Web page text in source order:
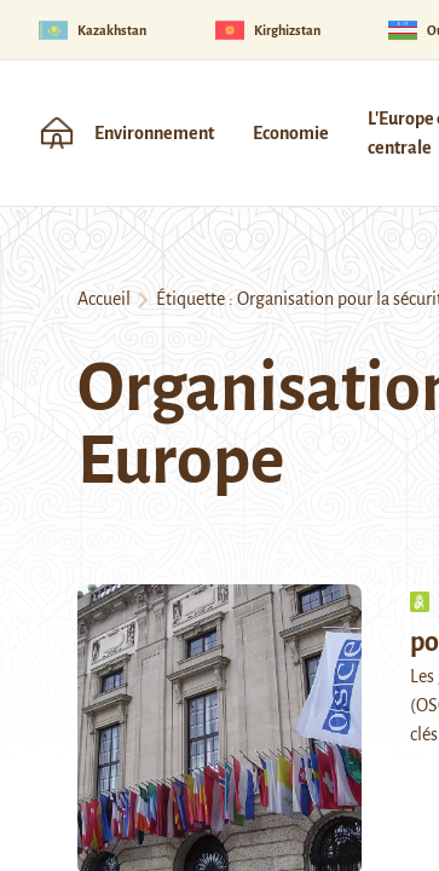
Kazakhstan Kirghizstan
Environnement Economie
L'Europe
centrale
Accueil Étiquette : Organisation pour la
Europe